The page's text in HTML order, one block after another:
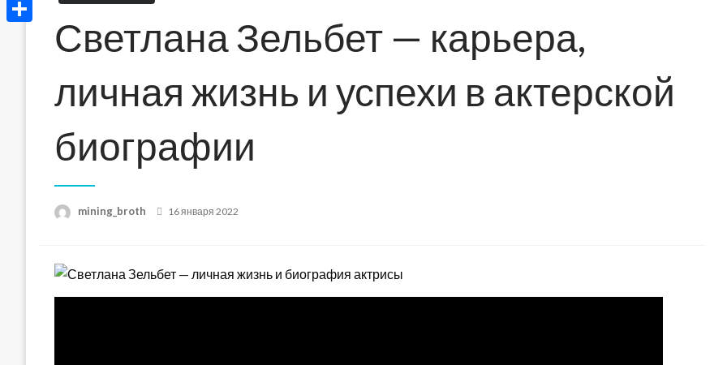
Светлана Зельбет — карьера,
личная жизнь и успехи в актерской
биографии
mining_broth
Posted
16 января 2022
Отправить